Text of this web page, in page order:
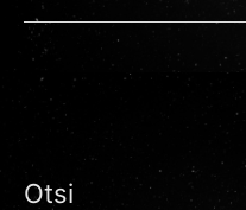
Otsi